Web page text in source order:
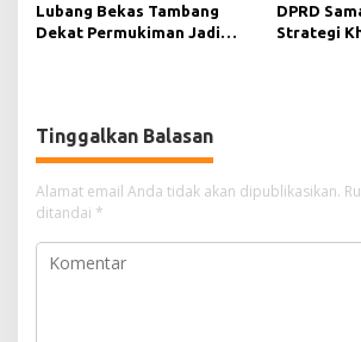
Lubang Bekas Tambang
Dekat Permukiman Jadi
DPRD
Strategi
Tinggalkan Balasan
Alamat email Anda tidak akan dipublikasikan.
ditandai *